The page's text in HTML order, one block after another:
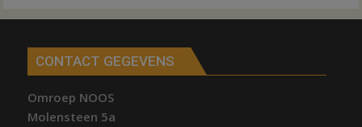
CONTACT GEGEVENS
Omroep NOOS
Molensteen 5a